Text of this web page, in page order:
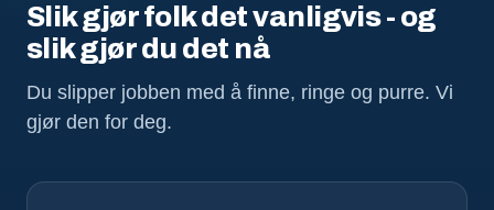
Slik gjør folk det vanligvis - og
slik gjør du det nå
Du slipper jobben med å finne, ringe og purre. Vi
gjør den for deg.